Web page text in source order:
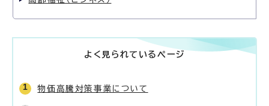
よく見られているページ
物価高騰対策事業について